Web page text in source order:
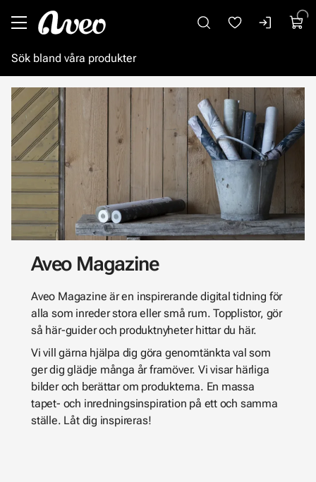
Aveo Magazine
Aveo Magazine är en inspirerande digital tidning för
alla som inreder stora eller små rum. Topplistor, gör
så här-guider och produktnyheter hittar du här.
Vi vill gärna hjälpa dig göra genomtänkta val som
ger dig glädje många år framöver. Vi visar härliga
bilder och berättar om produkterna. En massa
tapet- och inredningsinspiration på ett och samma
ställe. Låt dig inspireras!